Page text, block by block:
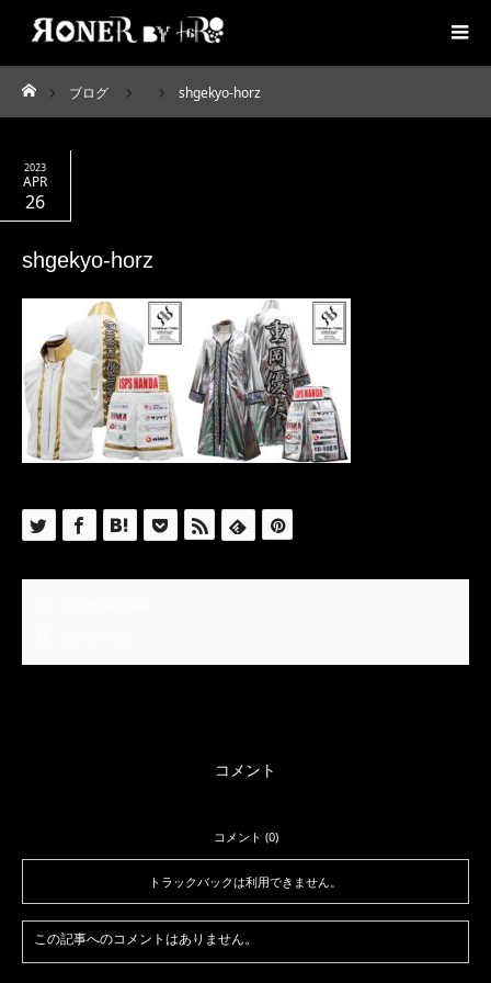
ホーム
ブログ shgekyo-horz
2023
APR
26
shgekyo-horz
コメント
コメント (0)
トラックバックは利用できません。
この記事へのコメントはありません。